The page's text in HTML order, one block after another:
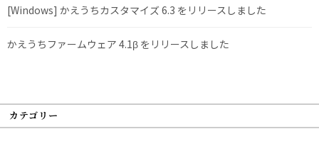
[Windows] かえうちカスタマイズ 6.3 をリリースしました
かえうちファームウェア 4.1β をリリースしました
カテゴリー